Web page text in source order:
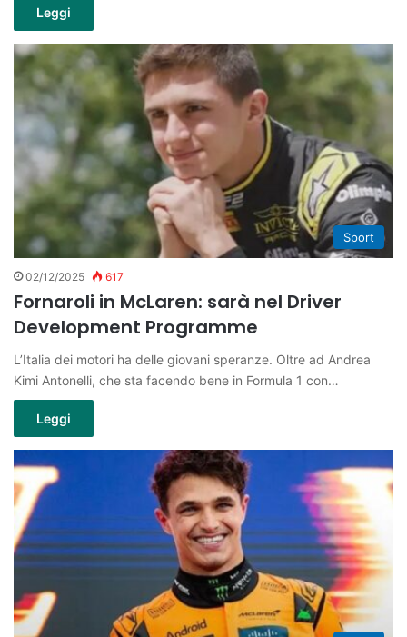
Leggi
Sport
02/12/2025 617
Fornaroli in McLaren: sarà nel Driver
Development Programme
L’Italia dei motori ha delle giovani speranze. Oltre ad Andrea
Kimi Antonelli, che sta facendo bene in Formula 1 con…
Leggi